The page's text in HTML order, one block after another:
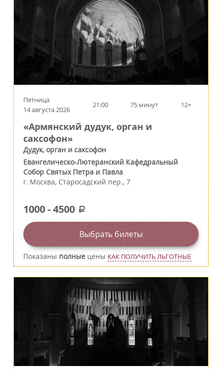
Пятница
14 августа 2026
21:00 75 минут 12+
«Армянский дудук, орган и
саксофон»
Дудук, орган и саксофон
Евангелическо-Лютеранский Кафедральный
Собор Святых Петра и Павла
г. Москва, Старосадский пер., 7
1000-4500 a
Выбрать билеты
Показаны полные цены КАК ПОЛУЧИТЬ ЛЬГОТНЫЕ